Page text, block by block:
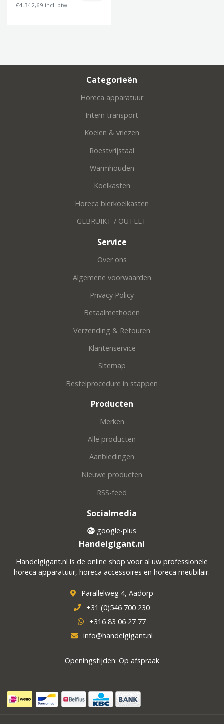
€4.342,69 incl. btw
Categorieën
Horeca apparatuur
Intern transport
Koelen & vriezen
Roestvrijstaal
Warmhouden
Koelkasten
Horeca bierkoelkasten
GEBRUIKT / OUTLET
Service
Over ons
Algemene voorwaarden
Privacy Policy
Betaalmethoden
Verzending & Retouren
Klantenservice
Sitemap
Bestelprocedure in stappen
Producten
Merken
Alle producten
Aanbiedingen
Nieuwe producten
RSS-feed
Socialmedia
google-plus
Handelgigant.nl
Handelgigant.nl is de online shop voor al uw professionele
horeca apparatuur, horeca accessoires en horeca meubilair.
Parallelweg 4, Aadorp
+31 (0)546 700 230
+316 83 06 27 77
info@handelgigant.nl
Openingstijden: Op afspraak